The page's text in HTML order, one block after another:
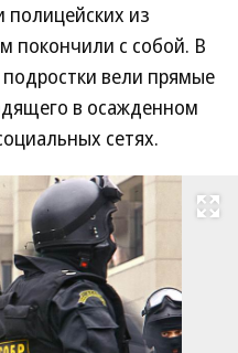
полицейских из
покончили с собой. В
вели прямые
в осажденном
сетях.
Развернуть